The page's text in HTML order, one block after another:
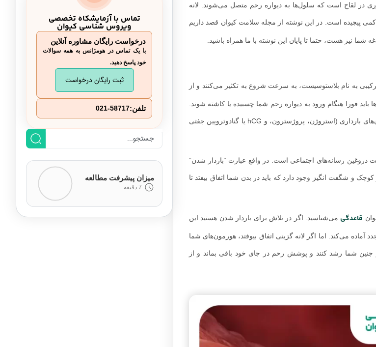
در لقاح است که سلول‌ها به دیواره رحم متصل می‌شوند. لانه
پیچیده است. در این نوشته از مجله سلامت کیوان قصد داریم
نیز هست، حتما تا پایان این نوشته با ما همراه باشید.
به نام بلاستوسیست، به سرعت شروع به تکثیر می‌کنند و از
فورا هنگام ورود به دیواره رحم شما چسبیده یا کاشته شوند.
این مرحله – که به عنوان لانه گزینی شناخته می‌شود – باعث افزایش سطح همه هورمون‌های بارداری (استروژن، پروژسترون، و hCG یا گنادوتروپین جفتی
دروغین رسانه‌های اجتماعی است. در واقع عبارت “باردار شدن”
و شگفت انگیز وجود دارد که باید در بدن شما اتفاق بیفتد تا
قاعدگی می‌شناسید. اگر در تلاش برای باردار شدن هستید این
آماده می‌کند. اما اگر لانه گزینی اتفاق بیوفتد، هورمون‌های شما
جنین شما رشد کنند و پوشش رحم در جای خود باقی بماند و از
تماس با آزمایشکاه تخصصی
ویروس شناسی کیوان
درخواست رایگان مشاوره آنلاین
با یک تماس در هومژانس به همه سوالات
خود پاسخ دهید.
ثبت رایگان درخواست
تلفن:021-58717
میزان پیشرفت مطالعه
7 دقیقه